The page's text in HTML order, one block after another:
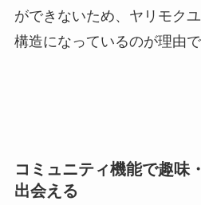
ができないため、ヤリモク
構造になっているのが理由で
コミュニティ機能で趣味
出会える